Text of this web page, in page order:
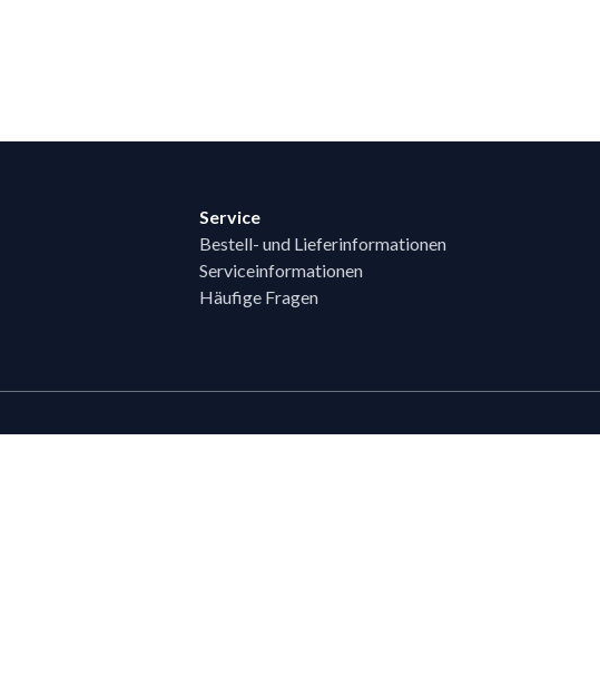
Service
Bestell- und Lieferinformationen
Serviceinformationen
Häufige Fragen